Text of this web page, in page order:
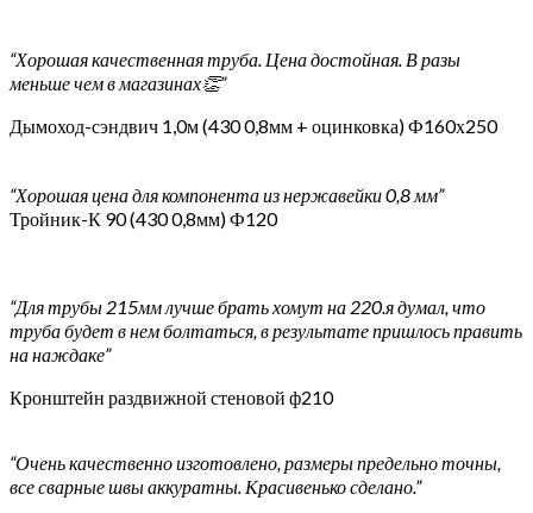
“Хорошая качественная труба. Цена достойная. В разы
меньше чем в магазинах👏”
Дымоход-сэндвич 1,0м (430 0,8мм + оцинковка) Ф160х250
“Хорошая цена для компонента из нержавейки 0,8 мм”
Тройник-К 90 (430 0,8мм) Ф120
“Для трубы 215мм лучше брать хомут на 220.я думал, что
труба будет в нем болтаться, в результате пришлось править
на наждаке”
Кронштейн раздвижной стеновой ф210
“Очень качественно изготовлено, размеры предельно точны,
все сварные швы аккуратны. Красивенько сделано.”